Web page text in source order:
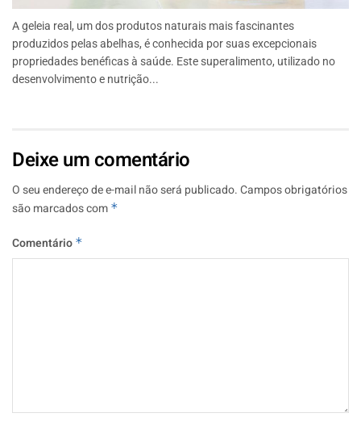
A geleia real, um dos produtos naturais mais fascinantes
produzidos pelas abelhas, é conhecida por suas excepcionais
propriedades benéficas à saúde. Este superalimento, utilizado no
desenvolvimento e nutrição...
Deixe um comentário
O seu endereço de e-mail não será publicado.Campos obrigatórios
são marcados com *
Comentário *